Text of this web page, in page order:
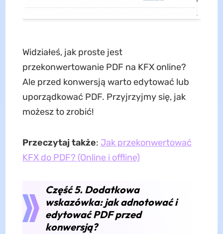
Widziałeś, jak proste jest
przekonwertowanie PDF na KFX online?
Ale przed konwersją warto edytować lub
uporządkować PDF. Przyjrzyjmy się, jak
możesz to zrobić!
Przeczytaj także: Jak przekonwertować
KFX do PDF? (Online i offline)
Część 5. Dodatkowa
wskazówka: jak adnotować i
edytować PDF przed
konwersją?